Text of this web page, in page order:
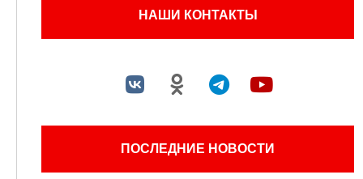
НАШИ КОНТАКТЫ
ПОСЛЕДНИЕ НОВОСТИ